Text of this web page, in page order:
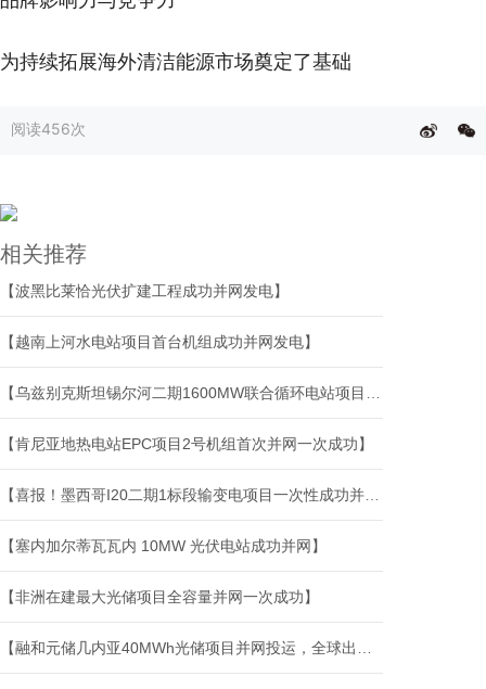
为持续拓展海外清洁能源市场奠定了基础
阅读456次
相关推荐
【波黑比莱恰光伏扩建工程成功并网发电】
【越南上河水电站项目首台机组成功并网发电】
【乌兹别克斯坦锡尔河二期1600MW联合循环电站项目汽轮发电机组首次并网成功】
【肯尼亚地热电站EPC项目2号机组首次并网一次成功】
【喜报！墨西哥I20二期1标段输变电项目一次性成功并网送电】
【塞内加尔蒂瓦瓦内 10MW 光伏电站成功并网】
【非洲在建最大光储项目全容量并网一次成功】
【融和元储几内亚40MWh光储项目并网投运，全球出海再铸标杆】